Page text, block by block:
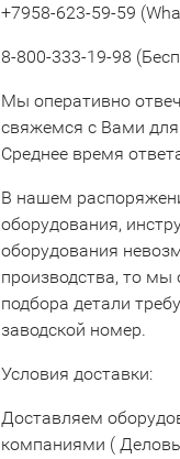
+7958-623-59-59
8-800-333-19-98
Мы оперативно
свяжемся с Вами
Среднее время
В нашем
оборудования,
оборудования
производства, то мы
подбора детали
заводской номер.
Условия доставки:
Доставляем
компаниями (